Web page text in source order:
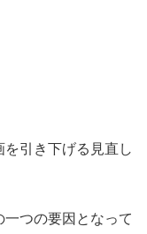
引き下げる見直し
つの要因となって